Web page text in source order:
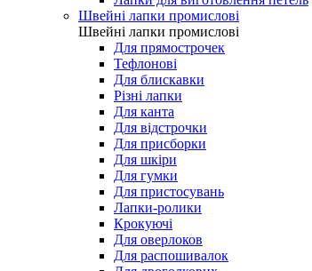
Швейні лапки промислові
Швейні лапки промислові
Для прямострочек
Тефлонові
Для блискавки
Різні лапки
Для канта
Для відстрочки
Для присборки
Для шкіри
Для гумки
Для пристосувань
Лапки-ролики
Крокуючі
Для оверлоков
Для распошивалок